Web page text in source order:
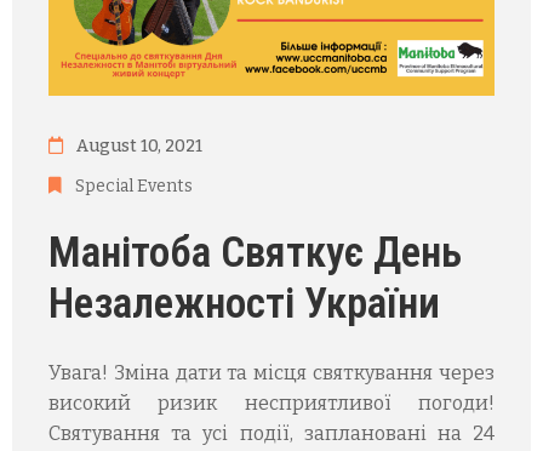
August 10, 2021
Special Events
Манітоба Святкує День
Незалежності України
Увага! Зміна дати та місця святкування через
високий ризик несприятливої погоди!
Святування та усі події, заплановані на 24